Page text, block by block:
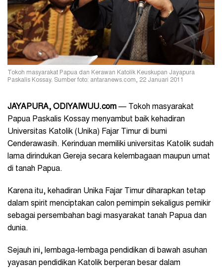
Tokoh masyarakat Papua dan Kerawan Katolik Keuskupan Jayapura
Paskalis Kossay. Sumber foto: antaranews.com, 22 Januari 2011
JAYAPURA, ODIYAIWUU.com — Tokoh masyarakat
Papua Paskalis Kossay menyambut baik kehadiran
Universitas Katolik (Unika) Fajar Timur di bumi
Cenderawasih. Kerinduan memiliki universitas Katolik sudah
lama dirindukan Gereja secara kelembagaan maupun umat
di tanah Papua.
Karena itu, kehadiran Unika Fajar Timur diharapkan tetap
dalam spirit menciptakan calon pemimpin sekaligus pemikir
sebagai persembahan bagi masyarakat tanah Papua dan
dunia.
Sejauh ini, lembaga-lembaga pendidikan di bawah asuhan
yayasan pendidikan Katolik berperan besar dalam